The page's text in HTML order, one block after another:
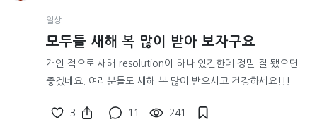
일상
모두들 새해 복 많이 받아 보자구요
개인 적으로 새해 resolution이 하나 있긴한데 정말 잘 됐으면
좋겠네요. 여러분들도 새해 복 많이 받으시고 건강하세요!!!
3 11 241